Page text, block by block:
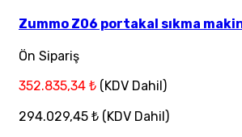
Zummo Z06 portakal sıkma
Ön Sipariş
352.835,34 ₺ (KDV Dahil)
294.029,45 ₺ (KDV Dahil)